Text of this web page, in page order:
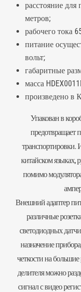
расстояние для
метров;
рабочего тока
питание
вольт;
габаритные
масса
произведено в
Упакован в
предотвращает
транспортировки.
китайском языках,
помимо
Внешний адаптер
различные
светодиодных
назначение
четкости на
делителя можно
сигнал с видео